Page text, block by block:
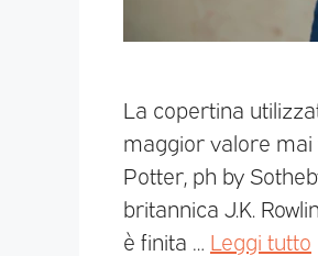
La copertina
maggior valore mai
Potter, ph by
britannica J.K.
è finita … Leggi tutto